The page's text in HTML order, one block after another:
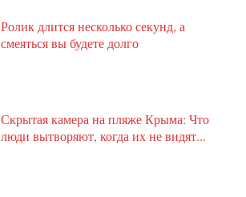
Ролик длится несколько секунд, а
смеяться вы будете долго
Скрытая камера на пляже Крыма: Что
люди вытворяют, когда их не видят...